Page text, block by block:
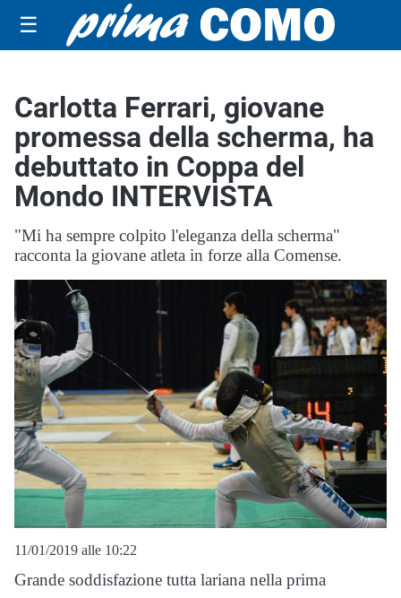
☰
Carlotta Ferrari, giovane
promessa della scherma, ha
debuttato in Coppa del
Mondo INTERVISTA
"Mi ha sempre colpito l'eleganza della scherma"
racconta la giovane atleta in forze alla Comense.
11/01/2019 alle 10:22
Grande soddisfazione tutta lariana nella prima